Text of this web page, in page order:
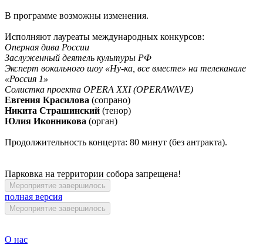
В программе возможны изменения.
Исполняют лауреаты международных конкурсов:
Оперная дива России
Заслуженный деятель культуры РФ
Эксперт вокального шоу «Ну-ка, все вместе» на телеканале
«Россия 1»
Солистка проекта OPERA XXI (OPERAWAVE)
Евгения Красилова (сопрано)
Никита Страшинский (тенор)
Юлия Иконникова (орган)
Продолжительность концерта: 80 минут (без антракта).
Парковка на территории собора запрещена!
Мероприятие завершилось
полная версия
Мероприятие завершилось
О нас